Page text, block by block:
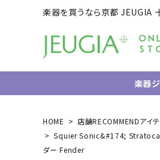
楽器を買うなら京都 JEUGIA
楽器
ギター/ベース
エレキギター
エレキベース
HOME 店舗RECOMMENDアイ
Squier Sonic&#174;
ダー Fender